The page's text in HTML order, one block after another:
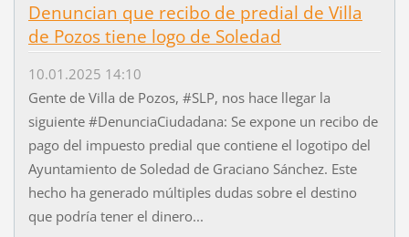
Denuncian que recibo de predial de Villa
de Pozos tiene logo de Soledad
10.01.2025 14:10
Gente de Villa de Pozos, #SLP, nos hace llegar la
siguiente #DenunciaCiudadana: Se expone un recibo de
pago del impuesto predial que contiene el logotipo del
Ayuntamiento de Soledad de Graciano Sánchez. Este
hecho ha generado múltiples dudas sobre el destino
que podría tener el dinero...